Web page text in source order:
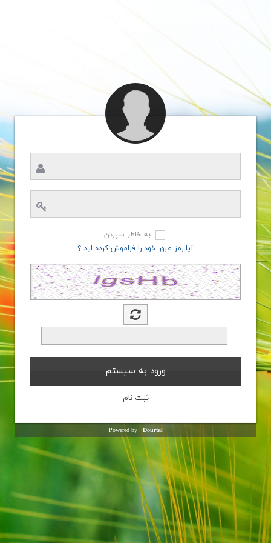
به خاطر سپردن
آیا رمز عبور خود را فراموش کرده اید ؟
Powered by : Dourtal